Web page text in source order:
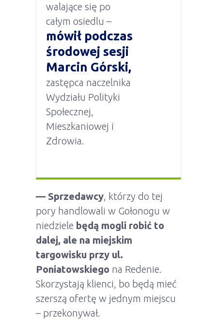
walające się po
całym osiedlu –
mówił podczas
środowej sesji
Marcin Górski,
zastępca naczelnika
Wydziału Polityki
Społecznej,
Mieszkaniowej i
Zdrowia.
— Sprzedawcy , którzy do tej
pory handlowali w Gołonogu w
niedziele będą mogli robić to
dalej, ale na miejskim
targowisku przy ul.
Poniatowskiego na Redenie.
Skorzystają klienci, bo będą mieć
szerszą ofertę w jednym miejscu
– przekonywał.